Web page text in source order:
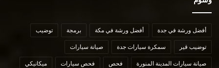
أفضل ورشة في جدة أفضل ورشة في مكة برمجة توضيب
توضيب قير سمكرة سيارات جدة صيانة سيارات
صيانة سيارات المدينة المنورة فحص فحص سيارات ميكانيكي